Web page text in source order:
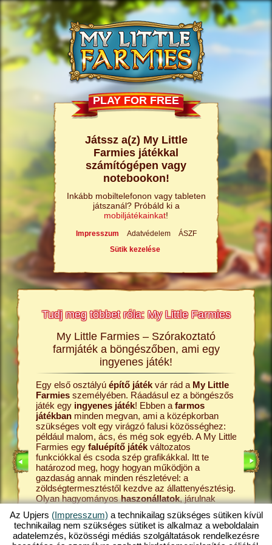
PLAY FOR FREE
Játssz a(z) My Little
Farmies játékkal
számítógépen vagy
notebookon!
Inkább mobiltelefonon vagy tableten
játszanál? Próbáld ki a
mobiljátékainkat!
Impresszum Adatvédelem
ÁSZF
Sütik kezelése
Tudj meg többet róla: My Little Farmies
és a
My Little Farmies – Szórakoztató
farmjáték a böngészőben, ami egy
ingyenes játék!
Egy első osztályú építő játékvár rád a My Little
Farmiesszemélyében. Ráadásul ez a böngészős
játék egy ingyenes játék! Ebben a farmos
játékbanminden megvan, ami a középkorban
szükséges volt egy virágzó falusi közösséghez:
például malom, ács, és még sok egyéb. A My Little
Farmies egy faluépítő játékváltozatos
funkciókkal és csoda szép grafikákkal. Itt te
határozod meg, hogy hogyan működjön a
gazdaság annak minden részletével: a
zöldségtermesztéstől kezdve az állattenyésztésig.
Olyan hagyományoshaszonállatok, járulnak
mangalica sertésvagy a gyapjas tyúk. Hozz létre
egy virágzó gazdaságot a My Little Farmies
játékban, amely azonline játékokegyik
A
Farmies
Ezek
kezdd
farmos
játék.
pedig
My
hát ki a
Fedezd
Az Upjers (Impresszum) a technikailag szükséges sütiken kívül
technikailag nem szükséges sütiket is alkalmaz a weboldalain
adatelemzés, közösségi médiás szolgáltatások rendelkezésre